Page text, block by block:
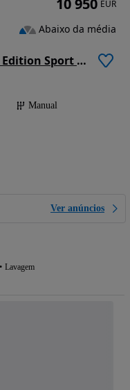
BMW 116 d EfficientDynamics Edition Sport Line
Manual
Ver anúncios
Lavagem
10 950 EUR
Abaixo da média